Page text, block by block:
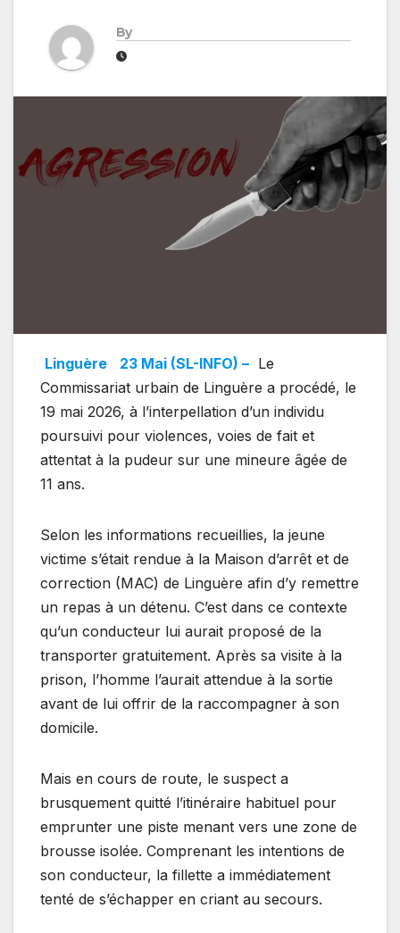
By
Linguère 23 Mai (SL-INFO) – Le
Commissariat urbain de Linguère a procédé, le
19 mai 2026, à l’interpellation d’un individu
poursuivi pour violences, voies de fait et
attentat à la pudeur sur une mineure âgée de
11 ans.
Selon les informations recueillies, la jeune
victime s’était rendue à la Maison d’arrêt et de
correction (MAC) de Linguère afin d’y remettre
un repas à un détenu. C’est dans ce contexte
qu’un conducteur lui aurait proposé de la
transporter gratuitement. Après sa visite à la
prison, l’homme l’aurait attendue à la sortie
avant de lui offrir de la raccompagner à son
domicile.
Mais en cours de route, le suspect a
brusquement quitté l’itinéraire habituel pour
emprunter une piste menant vers une zone de
brousse isolée. Comprenant les intentions de
son conducteur, la fillette a immédiatement
tenté de s’échapper en criant au secours.